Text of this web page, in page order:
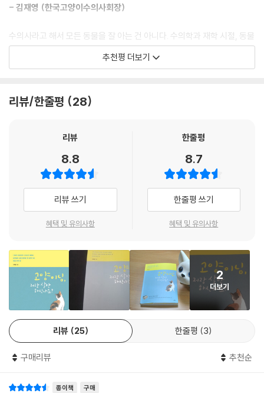
길고양이가 하루 평균 15%의 시간을 사냥하는 데에 사용하는 데 비해 집
다.(중략)
길고양이가 하루 평균 40%를 자는 데에 소비하지만, 집고양이는 60%를
자는 데에 씁니다. 때문에 우리 집 고양이가 할 일이 없어서, 또는 심심해서
하다고 느꼈다면 고양이와 최대한 많이 놀아주어야 합니다.
집사와 영역을 공유하는 고양이들의 진짜 사생활!
생활 속으로, 삶 속으로 고양이가 들어오는 순간 참 많은 것들이 달라집니
다. 그런데 그 변화는 고양이에게도 마찬가지일 것입니다. 사람과의 동거
에서 서로 지켜야 하고 알아두어야 할 것들이 많은 것처럼, 고양이와의 동
고양이 나름대로 열심히 적응 중이었는데, 어느 날 갑자기 다른 동물 또는
추측하는 것보다 훨씬 많은 에너지를 쏟아 변화를 받아들이려고 노력할 것
입니다. ‘사람과 동거하는 고양이로서 좀 더 행복하게 만들어줄 순 없을
까?’, 이게 바로 모든 집사의 고민이겠죠.
때문에 저자는 본인이 반려묘 루리와 10년 동안 살아오면서 겪은 현실적
인 반려생활기와 함께 고양이와 삶을 공유할 때 필요한 지식, 이해, 배려에
대해 여러분과 나누기 위해 이 책을 썼습니다. 평소에 이해하지 못했던 고
양이들의 생활모습(스크래치, 이갈이, 꾹꾹이, 그루밍 등)에 대한 이해를
령묘 질환, 그리고 고양이와의 이별에 대한 것까지 이 책 한권을 통해 쉽게
알아둘 수 있도록 도울 것입니다.
- 김재영 (한국고양이수의사회장)
수의사라고 해서 모든 동물을 잘 아는 건 아니다. 수의학과 재학 시절, 동물
병원에 맡겨진 새끼고양이를 얼떨결에 떠맡은 저자도 그랬다. 고양이 특유
의 ‘골골송’을 아파서 내는 소리로 오해하기도 하고, 루리가 해대는 스크래
뼈를 제거하는 그 수술은, 내 상식으로는 해선 안 될 일이었기 때문이다. 이
술이 자신이 했던 유일한 발톱 제거 수술이었다고, 다른 보호자는 나처럼
잘 몰랐기에 저질렀던 과오를 다른 사람은 경험하지 않길 바라며 쓴 것이
이 책인 셈이다.
이 책은 ‘고양이 무식자’였던 저자가 준비 없이 루리를 키우며 겪은 시행착
오를 통해, 반려인이 고양이에 대해 무엇을 배우고 준비해야 하는지 진솔
하게 들려준다. 무엇보다 고양이의 행복을 위해 가장 중요한 것은 멋진 캣
- 고경원 (고양이 작가)
저자인 이학범 수의사님은 동물을 사랑하고, 동물 복지에 대해 항상 생각
하는 분입니다. 실제로 뵈었을 때 그 진심을 알 수 있었습니다. 지인이기 전
에 고양이 집사로서 이번 책에서 동물을 사랑하는 저자의 마음을 한 번 더
느낄 수 있었는데요, 독자 분들도 이 책을 통해서 저와 같은 마음을 느끼시
리라 믿습니다!
추천평 더보기
리뷰/한줄평 28
리뷰
8.8
리뷰 쓰기
혜택 및 유의사항
한줄평
8.7
한줄평 쓰기
혜택 및 유의사항
2
더보기
리뷰 25 한줄평 3
구매리뷰 추천순
종이책 구매